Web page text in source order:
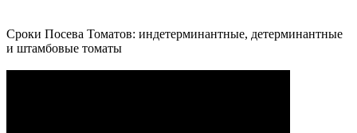
Сроки Посева Томатов: индетерминантные, детерминантные
и штамбовые томаты